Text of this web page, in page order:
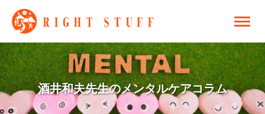
酒井和夫先生のメンタルケアコラム